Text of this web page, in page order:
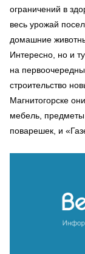
ограничений в
весь урожай
домашние
Интересно, но и
на
строительство
Магнитогорске
мебель,
поварешек, и